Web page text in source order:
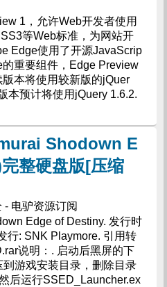
1，允许Web开发者使用
等Web标准，为网站开
Edge使用了开源JavaScrip
重要组件，Edge Preview
本将使用较新版的jQuer
本预计将使用jQuery 1.6.2.
Shodown E
整硬盘版[压缩
- 电驴资源订阅
Edge of Destiny. 发行时
行: SNK Playmore. 引用转
说明：. 启动后黑屏的下
游戏安装目录，删除目录
后运行SSED_Launcher.ex